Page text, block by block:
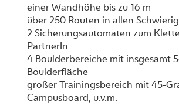
einer Wandhöhe bis zu 16 m
über 250 Routen in allen
2 Sicherungsautomaten zum
PartnerIn
4 Boulderbereiche mit insgesamt
Boulderfläche
großer Trainingsbereich mit 45-
Campusboard, u.v.m.